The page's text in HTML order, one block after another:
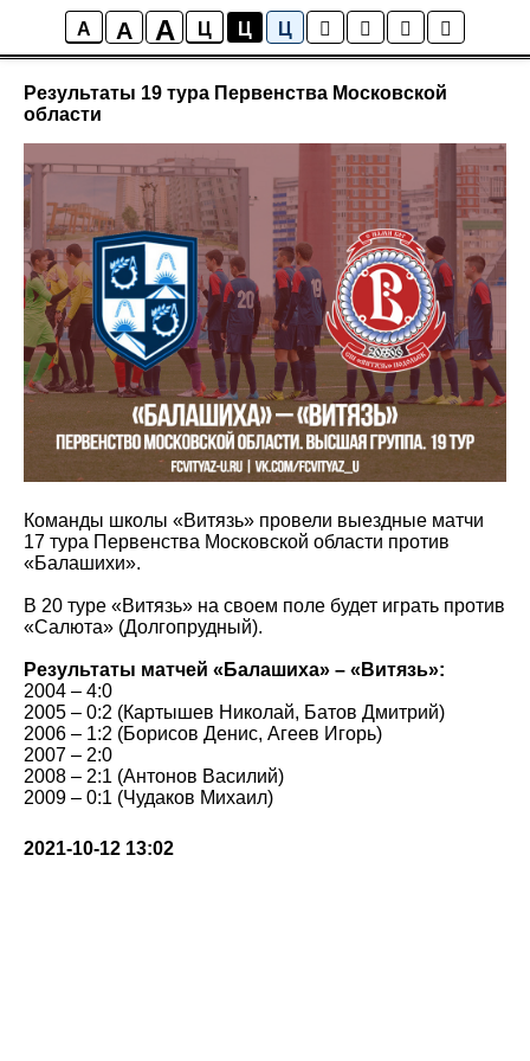
A A A Ц Ц Ц
Новости
Результаты 19 тура Первенства Московской
области
Команды школы «Витязь» провели выездные матчи
17 тура Первенства Московской области против
«Балашихи».
В 20 туре «Витязь» на своем поле будет играть против
«Салюта» (Долгопрудный).
Результаты матчей «Балашиха» – «Витязь»:
2004 – 4:0
2005 – 0:2 (Картышев Николай, Батов Дмитрий)
2006 – 1:2 (Борисов Денис, Агеев Игорь)
2007 – 2:0
2008 – 2:1 (Антонов Василий)
2009 – 0:1 (Чудаков Михаил)
2021-10-12 13:02